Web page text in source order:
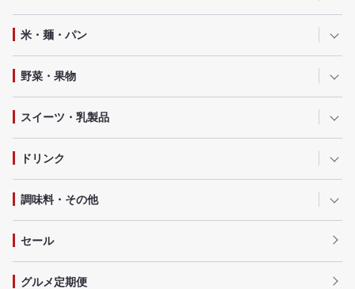
米・麺・パン
野菜・果物
スイーツ・乳製品
ドリンク
調味料・その他
セール
グルメ定期便